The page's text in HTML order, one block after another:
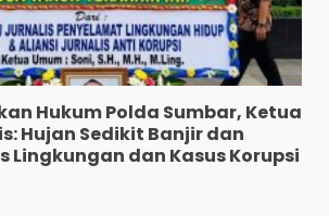
Hukum Polda Sumbar, Ketua
Hujan Sedikit Banjir dan
Lingkungan dan Kasus Korupsi